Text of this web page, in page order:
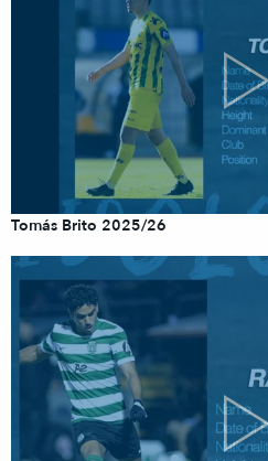
Tomás Brito 2025/26